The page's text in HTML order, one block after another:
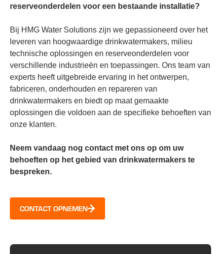
reserveonderdelen voor een bestaande installatie?
Bij HMG Water Solutions zijn we gepassioneerd over het
leveren van hoogwaardige drinkwatermakers, milieu
technische oplossingen en reserveonderdelen voor
verschillende industrieën en toepassingen. Ons team van
experts heeft uitgebreide ervaring in het ontwerpen,
fabriceren, onderhouden en repareren van
drinkwatermakers en biedt op maat gemaakte
oplossingen die voldoen aan de specifieke behoeften van
onze klanten.
Neem vandaag nog contact met ons op om uw
behoeften op het gebied van drinkwatermakers te
bespreken.
CONTACT OPNEMEN